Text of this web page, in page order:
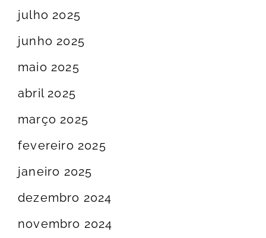
julho 2025
junho 2025
maio 2025
abril 2025
março 2025
fevereiro 2025
janeiro 2025
dezembro 2024
novembro 2024